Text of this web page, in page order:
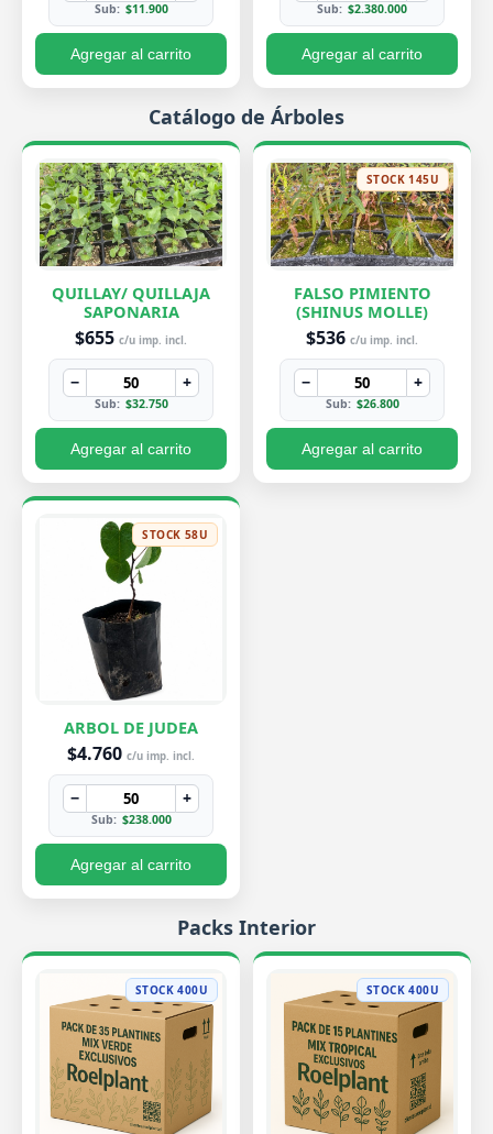
Sub: $11.900
Agregar al carrito
Sub: $2.380.000
Agregar al carrito
Catálogo de Árboles
QUILLAY/ QUILLAJA
SAPONARIA
$655 c/u imp. incl.
− +
Sub: $32.750
Agregar al carrito
STOCK 145U
FALSO PIMIENTO
(SHINUS MOLLE)
$536 c/u imp. incl.
− +
Sub: $26.800
Agregar al carrito
STOCK 58U
ARBOL DE JUDEA
$4.760 c/u imp. incl.
− +
Sub: $238.000
Agregar al carrito
Packs Interior
STOCK 400U STOCK 400U